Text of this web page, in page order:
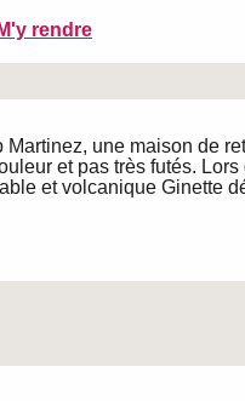
M'y rendre
une maison de
et pas très futés.
et volcanique Ginette